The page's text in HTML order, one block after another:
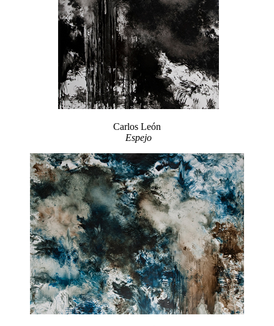
Carlos León
Espejo